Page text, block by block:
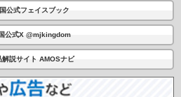
公式フェイスブック
公式X @mjkingdom
解説サイト AMOSナビ